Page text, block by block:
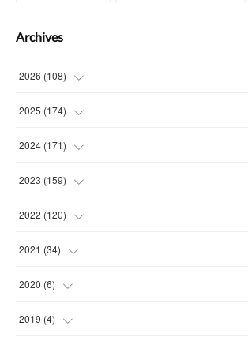
Archives
2026 (108)
(6)
(15
(15
(13
2025 (174)
(14
(14
(15
(15
2024 (171)
(13
(13
(15
(
2023 (159)
(14
(14 )
(
(
2022 (120)
(14 )
( 13
(
2021 (34)
( )
( )
2020 (6)
( )
2019 (4)